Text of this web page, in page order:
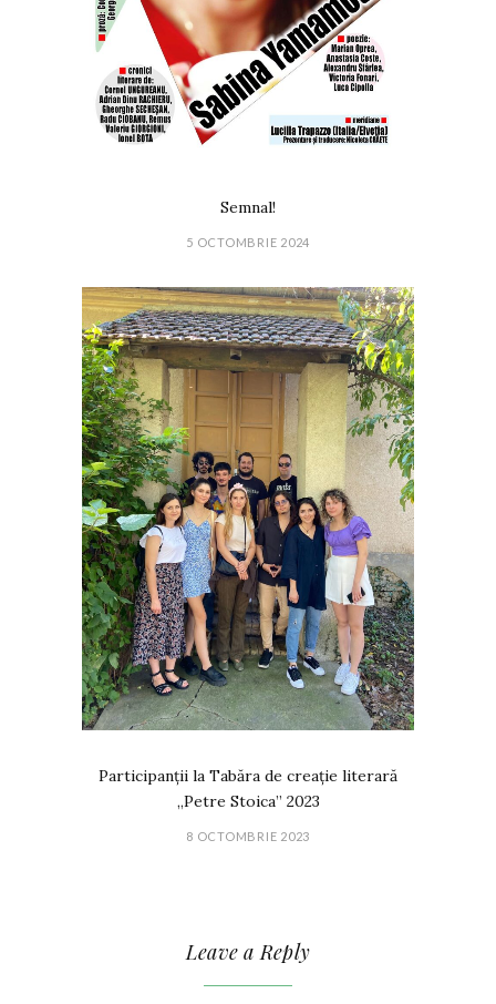
Semnal!
5 OCTOMBRIE 2024
Participanții la Tabăra de creație literară
„Petre Stoica” 2023
8 OCTOMBRIE 2023
Leave a Reply